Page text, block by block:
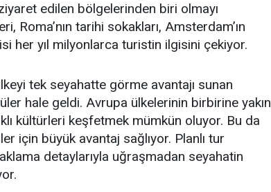
edilen bölgelerinden biri olmayı
Roma’nın tarihi sokakları, Amsterdam’ın
her yıl milyonlarca turistin ilgisini çekiyor.
tek seyahatte görme avantajı sunan
hale geldi. Avrupa ülkelerinin birbirine yakın
kültürleri keşfetmek mümkün oluyor. Bu da
için büyük avantaj sağlıyor. Planlı tur
detaylarıyla uğraşmadan seyahatin